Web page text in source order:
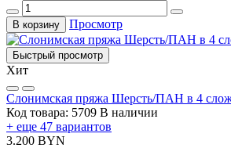
В корзину Просмотр
Быстрый просмотр
Хит
Слонимская пряжа Шерсть/ПАН в 4
Код товара: 5709 В наличии
+ еще 47 вариантов
3.200 BYN